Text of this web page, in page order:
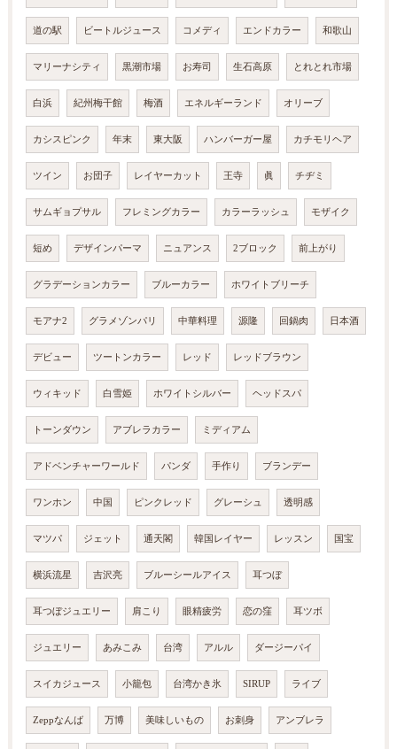
道の駅 ビートルジュース コメディ エンドカラー 和歌山
マリーナシティ 黒潮市場 お寿司 生石高原 とれとれ市場
白浜 紀州梅干館 梅酒 エネルギーランド オリーブ
カシスピンク 年末 東大阪 ハンバーガー屋 カチモリヘア
ツイン お団子 レイヤーカット 王寺 眞 チヂミ
サムギョプサル フレミングカラー カラーラッシュ モザイク
短め デザインパーマ ニュアンス 2ブロック 前上がり
グラデーションカラー ブルーカラー ホワイトブリーチ
モアナ2 グラメゾンパリ 中華料理 源隆 回鍋肉 日本酒
デビュー ツートンカラー レッド レッドブラウン
ウィキッド 白雪姫 ホワイトシルバー ヘッドスパ
トーンダウン アブレラカラー ミディアム
アドベンチャーワールド パンダ 手作り ブランデー
ワンホン 中国 ピンクレッド グレーシュ 透明感
マツパ ジェット 通天閣 韓国レイヤー レッスン 国宝
横浜流星 吉沢亮 ブルーシールアイス 耳つぼ
耳つぼジュエリー 肩こり 眼精疲労 恋の窪 耳ツボ
ジュエリー あみこみ 台湾 アルル ダージーパイ
スイカジュース 小籠包 台湾かき氷 SIRUP ライブ
Zeppなんば 万博 美味しいもの お刺身 アンブレラ